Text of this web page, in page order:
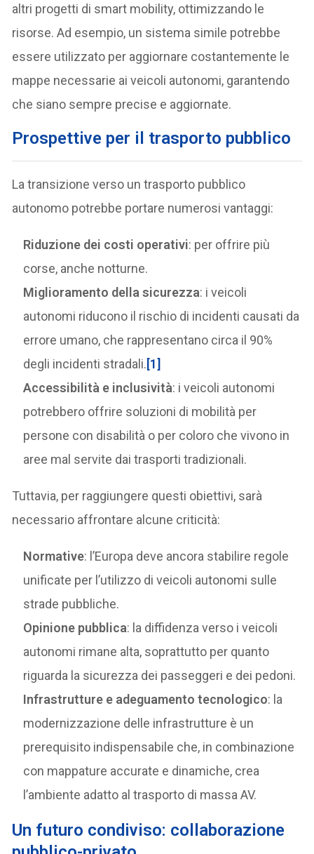
altri progetti di smart mobility, ottimizzando le
risorse. Ad esempio, un sistema simile potrebbe
essere utilizzato per aggiornare costantemente le
mappe necessarie ai veicoli autonomi, garantendo
che siano sempre precise e aggiornate.
Prospettive per il trasporto pubblico
La transizione verso un trasporto pubblico
autonomo potrebbe portare numerosi vantaggi:
Riduzione dei costi operativi: per offrire più
corse, anche notturne.
Miglioramento della sicurezza: i veicoli
autonomi riducono il rischio di incidenti causati da
errore umano, che rappresentano circa il 90%
degli incidenti stradali.[1]
Accessibilità e inclusività: i veicoli autonomi
potrebbero offrire soluzioni di mobilità per
persone con disabilità o per coloro che vivono in
aree mal servite dai trasporti tradizionali.
Tuttavia, per raggiungere questi obiettivi, sarà
necessario affrontare alcune criticità:
Normative: l’Europa deve ancora stabilire regole
unificate per l’utilizzo di veicoli autonomi sulle
strade pubbliche.
Opinione pubblica: la diffidenza verso i veicoli
autonomi rimane alta, soprattutto per quanto
riguarda la sicurezza dei passeggeri e dei pedoni.
Infrastrutture e adeguamento tecnologico: la
modernizzazione delle infrastrutture è un
prerequisito indispensabile che, in combinazione
con mappature accurate e dinamiche, crea
l’ambiente adatto al trasporto di massa AV.
Un futuro condiviso: collaborazione